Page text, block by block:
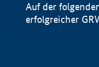
Auf der
erfolgreicher